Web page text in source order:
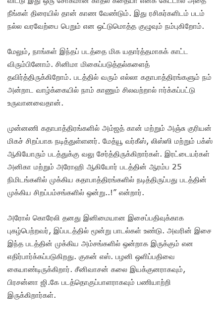
நீங்கள் திரையில் தான் காண வேண்டும். இது ரசிகர்களிடம் படம்
நல்ல வரவேற்பை பெறும் என ஒட்டுமொத்த குழுவும் நம்புகிறோம்.
மேலும், நாங்கள் இந்தப் படத்தை மிக யதார்த்தமாகக் காட்ட
விரும்பினோம். சினிமா மிகைப்படுத்தல்களைத்
தவிர்த்திருக்கிறோம். படத்தில் வரும் எல்லா கதாபாத்திரங்களும் நம்
அன்றாட வாழ்க்கையில் நாம் காணும் சிலவற்றால் ஈர்க்கப்பட்டு
உருவானவைதான்.
முன்னணி கதாபாத்திரங்களில் அம்ஜத் கான் மற்றும் அஞ்சு குரியன்
மிகச் சிறப்பாக நடித்துள்ளனர். மேத்யூ வர்கீஸ், லிஸ்ஸி மற்றும் பக்ஸ்
ஆகியோரும் படத்துக்கு வலு சேர்த்திருக்கிறார்கள். இரட்டையர்கள்
அனிகா மற்றும் அரோஹி ஆகியோர் படத்தின் ஆரம்ப 25
நிமிடங்களில் முக்கிய கதாபாத்திரங்களில் நடித்திருப்பது படத்தின்
முக்கிய சிறப்பம்சங்களில் ஒன்று..!” என்றார்.
அரோல் கொரேலி தனது இனிமையான இசைப்பதிவுக்காக
புகழ்பெற்றவர், இப்படத்தில் மூன்று பாடல்கள் உண்டு. அவரின் இசை
இந்த படத்தின் முக்கிய அம்சங்களில் ஒன்றாக இருக்கும் என
எதிர்பார்க்கப்படுகிறது. குகன் எஸ். பழனி ஒளிப்பதிவை
கையாண்டிருக்கிறார். சீனிவாசன் கலை இயக்குனராகவும்,
பிரசன்னா ஜி.கே படத்தொகுப்பாளராகவும் பணியாற்றி
இருக்கிறார்கள்.